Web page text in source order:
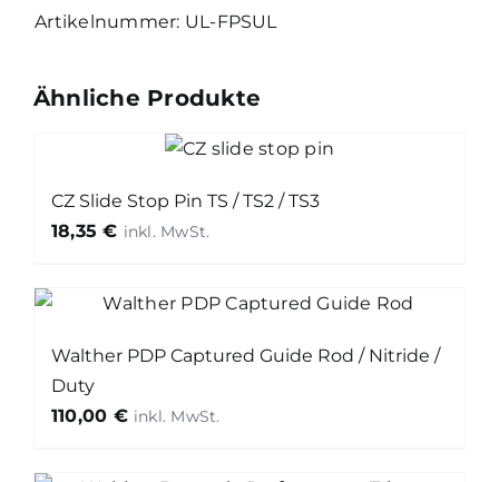
UL-FPSUL
Ähnliche Produkte
CZ Slide Stop Pin TS / TS2 / TS3
18,35€
Walther PDP Captured Guide Rod / Nitride /
Duty
110,00 €